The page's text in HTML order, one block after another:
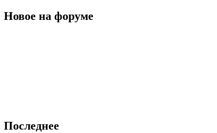
Новое на форуме
Последнее